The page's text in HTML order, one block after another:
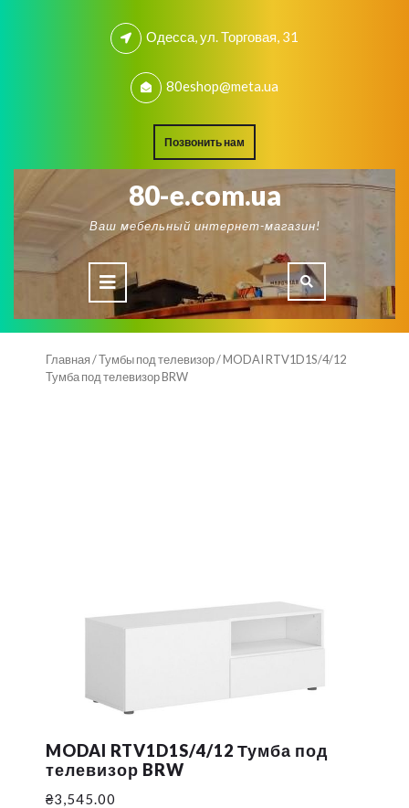
Одесса, ул. Торговая, 31
80eshop@meta.ua
Позвонить нам
A
QUOTE
80-e.com.ua
Ваш мебельный интернет-магазин!
Open
Button
Главная/Тумбы под телевизор/ MODAI RTV1D1S/4/12
Тумба под телевизор BRW
MODAI RTV1D1S/4/12 Тумба под
телевизор BRW
₴3,545.00